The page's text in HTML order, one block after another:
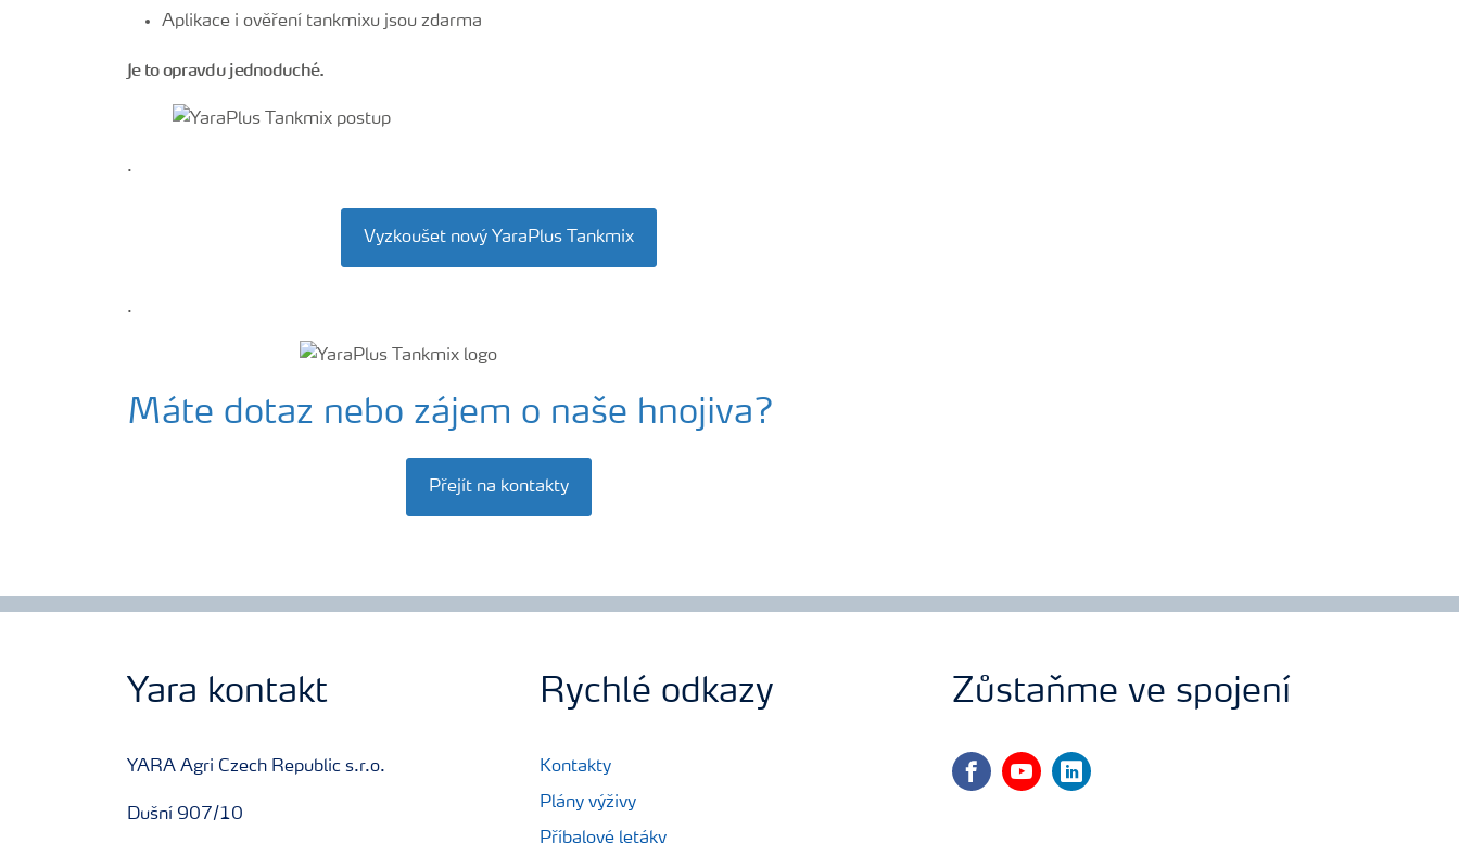
Aplikace i ověření tankmixu jsou zdarma
Je to opravdu jednoduché.
.
Vyzkoušet nový YaraPlus Tankmix
.
Máte dotaz nebo zájem o naše hnojiva?
Přejít na kontakty
Yara kontakt
YARA Agri Czech Republic s.r.o.
Dušní 907/10
Rychlé odkazy
Kontakty
Plány výživy
Příbalové letáky
Zůstaňme ve spojení
facebookyoutubelinkedin